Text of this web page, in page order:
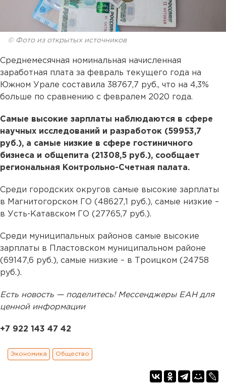
© Фото из открытых источников
Среднемесячная номинальная начисленная
заработная плата за февраль текущего года на
Южном Урале составила 38767,7 руб., что на 4,3%
больше по сравнению с февралем 2020 года.
Самые высокие зарплаты наблюдаются в сфере
научных исследований и разработок (59953,7
руб.), а самые низкие в сфере гостиничного
бизнеса и общепита (21308,5 руб.), сообщает
региональная Контрольно-Счетная палата.
Среди городских округов самые высокие зарплаты
в Магнитогорском ГО (48627,1 руб.), самые низкие –
в Усть-Катавском ГО (27765,7 руб.).
Среди муниципальных районов самые высокие
зарплаты в Пластовском муниципальном районе
(69147,6 руб.), самые низкие – в Троицком (24758
руб.).
Есть новость — поделитесь! Мессенджеры ЕАН для
ценной информации
+7 922 143 47 42
Экономика Общество